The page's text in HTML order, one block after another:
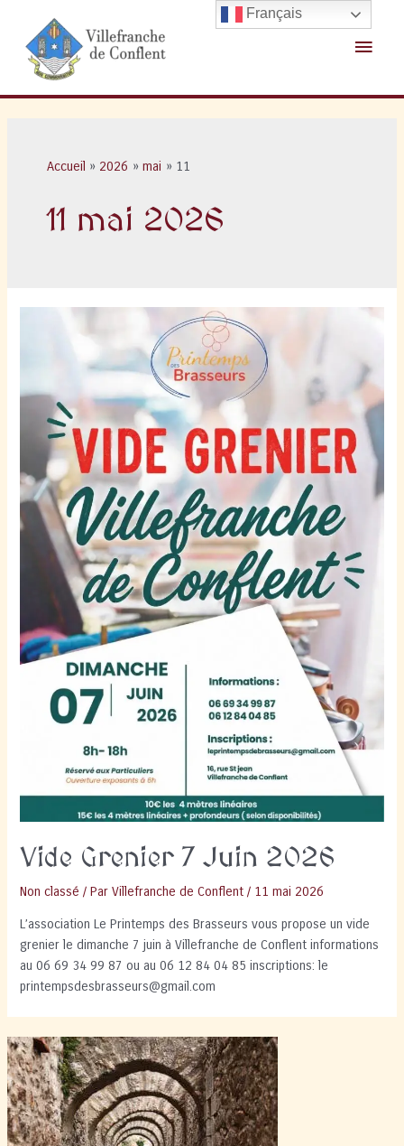
contenu
Menu
Accueil 2026 mai 11
11 mai 2026
Vide Grenier 7 Juin 2026
Non classé / ParVillefranche de Conflent / 11 mai 2026
L’association Le Printemps des Brasseurs vous propose un vide
grenier le dimanche 7 juin à Villefranche de Conflent informations
au 06 69 34 99 87 ou au 06 12 84 04 85 inscriptions: le
printempsdesbrasseurs@gmail.com
Français